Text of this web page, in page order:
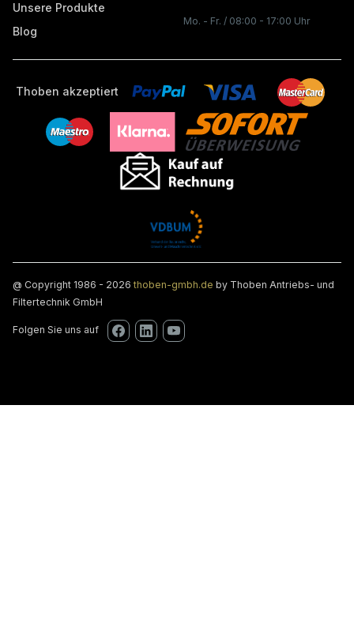
Unsere Produkte
Blog
Mo. - Fr. / 08:00 - 17:00 Uhr
Thoben akzeptiert
@ Copyright 1986 - 2026thoben-gmbh.de by Thoben Antriebs- und
Filtertechnik GmbH
Folgen Sie uns auf